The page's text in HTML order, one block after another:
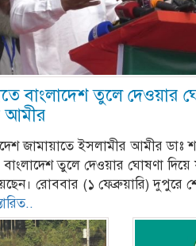
বাংলাদেশ তুলে দেওয়ার
আমীর
জামায়াতে ইসলামীর আমীর ডাঃ
তুলে দেওয়ার ঘোষণা
রোববার (১ ফেব্রুয়ারি) দুপুরে